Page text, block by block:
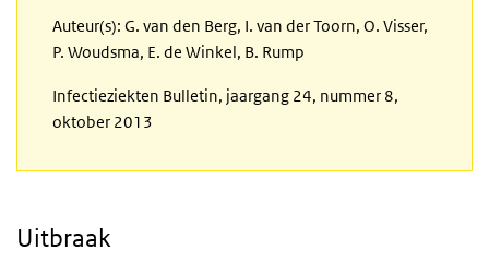
Auteur(s): G. van den Berg, I. van der Toorn, O. Visser,
P. Woudsma, E. de Winkel, B. Rump
Infectieziekten Bulletin, jaargang 24, nummer 8,
oktober 2013
Uitbraak